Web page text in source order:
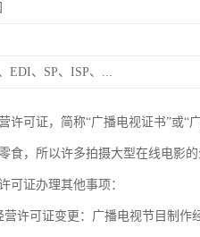
EDI、SP、ISP、...
许可证，简称“广播电视证书”或
食，所以许多拍摄大型在线电影
可证办理其他事项：
许可证变更：广播电视节目制作